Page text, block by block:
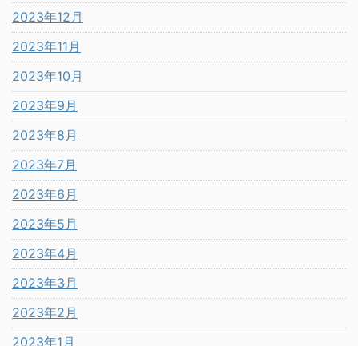
2023年12月
2023年11月
2023年10月
2023年9月
2023年8月
2023年7月
2023年6月
2023年5月
2023年4月
2023年3月
2023年2月
2023年1月